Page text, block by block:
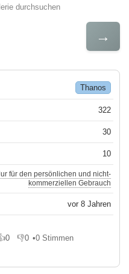
durchsuchen
→
Thanos
322
30
10
für den persönlichen und nicht-
kommerziellen Gebrauch
vor 8 Jahren
0 mir
👎0
Gefällt mir nicht
•0 Stimmen